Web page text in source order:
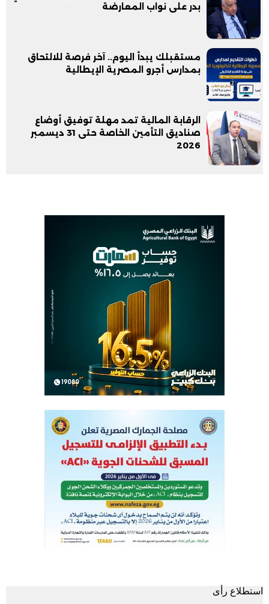
بدر على نواب المعارضة
مستقبلك يبدأ اليوم.. آخر فرصة للالتحاق
بمدارس أجرو المصرية الإيطالية
الرقابة المالية تمد مهلة توفيق أوضاع
صناديق التأمين الخاصة حتى 31 ديسمبر
2026
استطلاع رأى